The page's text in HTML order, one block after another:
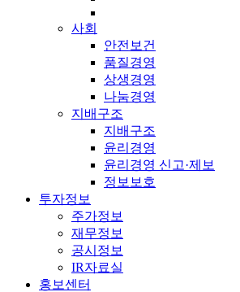
사회
안전보건
품질경영
상생경영
나눔경영
지배구조
지배구조
윤리경영
윤리경영 신고·제보
정보보호
투자정보
주가정보
재무정보
공시정보
IR자료실
홍보센터